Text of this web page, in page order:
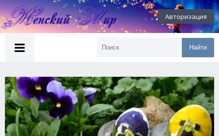
Авторизация
Найти